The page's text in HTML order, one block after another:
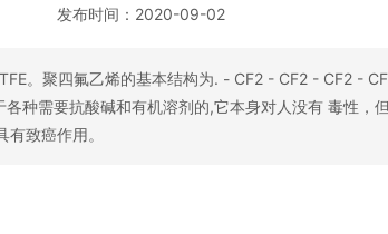
发布时间： 2020-09-02
。聚四氟乙烯的基本结构为. - CF2 - CF2 - CF2 -
种需要抗酸碱和有机溶剂的,它本身对人没有 毒性，
致癌作用。